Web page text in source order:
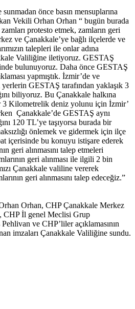
önce basın mensuplarına
Vekili Orhan Orhan “ bugün burada
protesto etmek, zamların geri
ve Çanakkale’ye bağlı ilçelerde ve
talepleri ile onlar adına
Valiliğine iletiyoruz. GESTAŞ
bulunuyoruz. Daha önce GESTAŞ
yapmıştık. İzmir’de ve
yerlerin GESTAŞ tarafından yaklaşık 3
biliyoruz. Bu Çanakkale halkına
3 Kilometrelik deniz yolunu için İzmir’
Çanakkale’de GESTAŞ aynı
120 TL’ye taşıyorsa burada bir
önlemek ve gidermek için ilçe
içerisinde bu konuyu istişare ederek
geri alınmasını talep etmeleri
geri alınması ile ilgili 2 bin
Çanakkale valiline vererek
geri alınmasını talep edeceğiz.”
Orhan, CHP Çanakkale Merkez
CHP İl genel Meclisi Grup
ve CHP’liler açıklamasının
imzaları Çanakkale Valiliğine sundu.